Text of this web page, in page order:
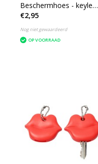
Beschermhoes - keyless
entry beschermhoes -
14x10CM
€2,95
Nog niet gewaardeerd
OP VOORRAAD